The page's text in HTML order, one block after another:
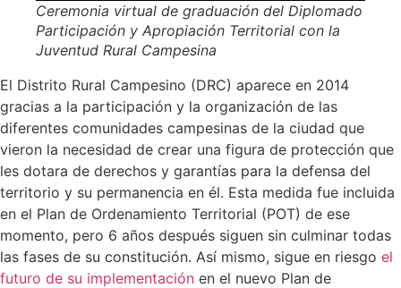
Ceremonia virtual de graduación del Diplomado
Participación y Apropiación Territorial con la
Juventud Rural Campesina
El Distrito Rural Campesino (DRC) aparece en 2014
gracias a la participación y la organización de las
diferentes comunidades campesinas de la ciudad que
vieron la necesidad de crear una figura de protección que
les dotara de derechos y garantías para la defensa del
territorio y su permanencia en él. Esta medida fue incluida
en el Plan de Ordenamiento Territorial (POT) de ese
momento, pero 6 años después siguen sin culminar todas
las fases de su constitución. Así mismo, sigue en riesgo el
futuro de su implementación en el nuevo Plan de